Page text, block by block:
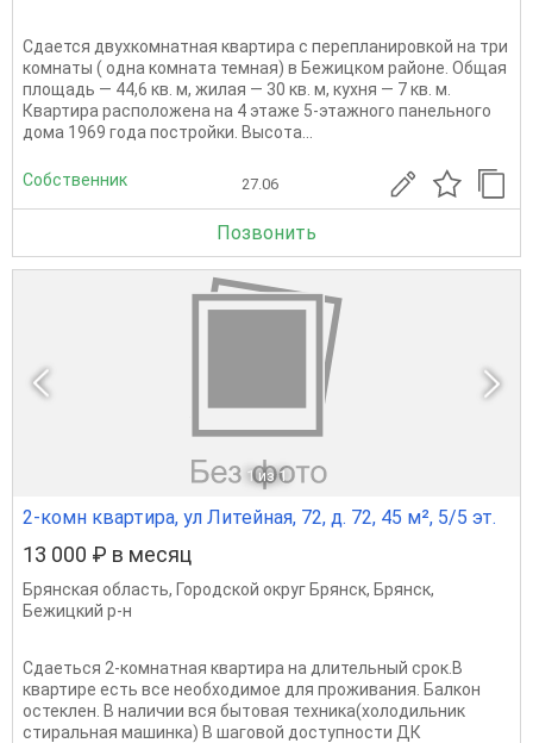
Сдается двухкомнатная квартира с перепланировкой на три
комнаты ( одна комната темная) в Бежицком районе. Общая
площадь — 44,6 кв. м, жилая — 30 кв. м, кухня — 7 кв. м.
Квартира расположена на 4 этаже 5-этажного панельного
дома 1969 года постройки. Высота...
Собственник 27.06
Позвонить
1 из 1
2-комн квартира, ул Литейная, 72, д. 72, 45 м², 5/5 эт.
13 000 ₽ в месяц
Брянская область, Городской округ Брянск, Брянск,
Бежицкий р-н
Сдаеться 2-комнатная квартира на длительный срок.В
квартире есть все необходимое для проживания. Балкон
остеклен. В наличии вся бытовая техника(холодильник
стиральная машинка) В шаговой доступности ДК